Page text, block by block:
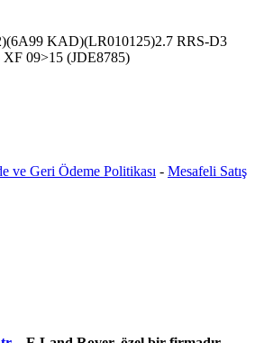
KAD)(LR010125)2.7 RRS-D3
09>15 (JDE8785)
ve Geri Ödeme Politikası - Mesafeli Satış